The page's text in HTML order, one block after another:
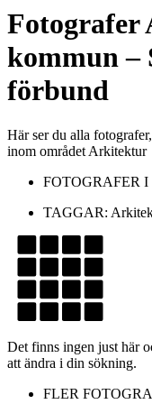
Fotografer
kommun–
förbund
Här ser du alla
inom området Arkitektur
FOTOGRAFER I
TAGGAR:
Det finns ingen just här
att ändra i din sökning.
FLER